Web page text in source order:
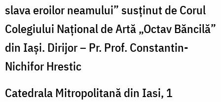
slava eroilor neamului” susținut de Corul
Colegiului Național de Artă „Octav Băncilă”
din Iași. Dirijor – Pr. Prof. Constantin-
Nichifor Hrestic
Catedrala Mitropolitană din Iasi, 1